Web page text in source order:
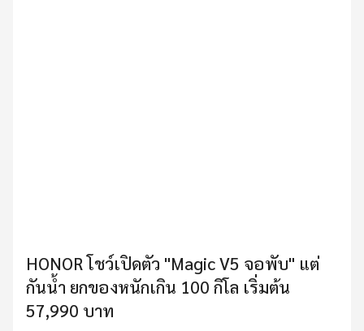
HONOR โชว์เปิดตัว "Magic V5 จอพับ" แต่
กันน้ำ ยกของหนักเกิน 100 กิโล เริ่มต้น
57,990 บาท